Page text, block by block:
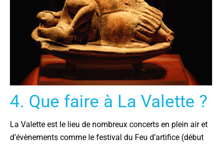
4. Que faire à La Valette ?
La Valette est le lieu de nombreux concerts en plein air et
d’évènements comme le festival du Feu d’artifice (début